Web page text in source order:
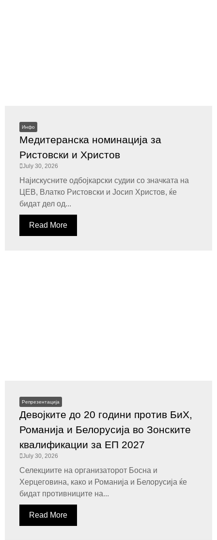
Инфо
Медитеранска номинација за
Ристовски и Христов
July 30, 2026
Најискусните одбојкарски судии со значката на
ЦЕВ, Влатко Ристовски и Јосип Христов, ќе
бидат дел од...
Read More
Репрезентација
Девојките до 20 години против БиХ,
Романија и Белорусија во Зонските
квалификации за ЕП 2027
July 30, 2026
Селекциите на организаторот Босна и
Херцеговина, како и Романија и Белорусија ќе
бидат противниците на...
Read More